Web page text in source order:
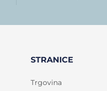
STRANICE
Trgovina